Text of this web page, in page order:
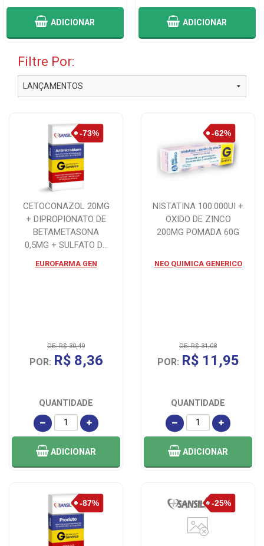
ADICIONAR ADICIONAR
Filtre Por:
CETOCONAZOL 20MG
+ DIPROPIONATO DE
BETAMETASONA
0,5MG + SULFATO DE
CREME 30G
EUROFARMA GEN
DE: R$ 30,49
POR: R$ 8,36
QUANTIDADE
ADICIONAR
NISTATINA 100.000UI +
OXIDO DE ZINCO
200MG POMADA 60G
NEO QUIMICA GENERICO
DE: R$ 31,08
POR: R$ 11,95
QUANTIDADE
ADICIONAR